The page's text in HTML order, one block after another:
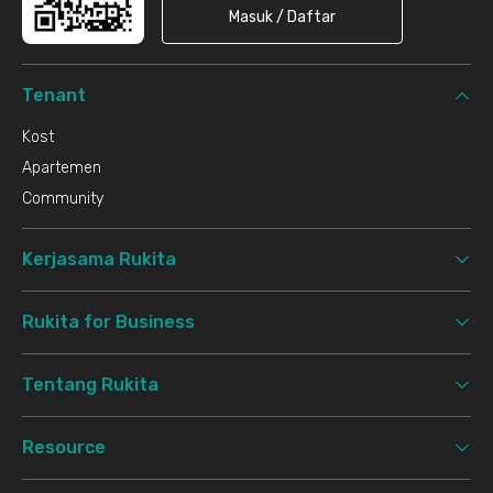
Masuk / Daftar
Tenant
Kost
Apartemen
Community
Kerjasama Rukita
Rukita for Business
Tentang Rukita
Resource